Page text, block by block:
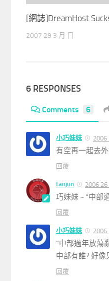
[網誌]DreamHost
2007 29 3 月 日
6 RESPONSES
Comments 6
小巧妹妹 2006
有空再一起去
回覆
tanjun 2006
巧妹妹 ~ “中部
回覆
小巧妹妹 2006
“中部過年放蕩
中部有誰? 好像
回覆